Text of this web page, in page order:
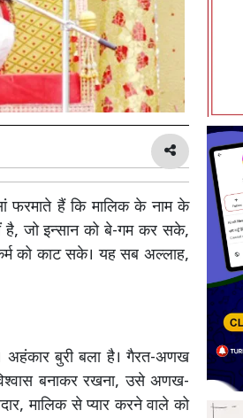
फरमाते हैं कि मालिक के नाम के
है, जो इन्सान को बे-गम कर सके,
को काट सके। यह सब अल्लाह,
अहंकार बुरी बला है। गैरत-अणख
बनाकर रखना, उसे अणख-
मालिक से प्यार करने वाले को